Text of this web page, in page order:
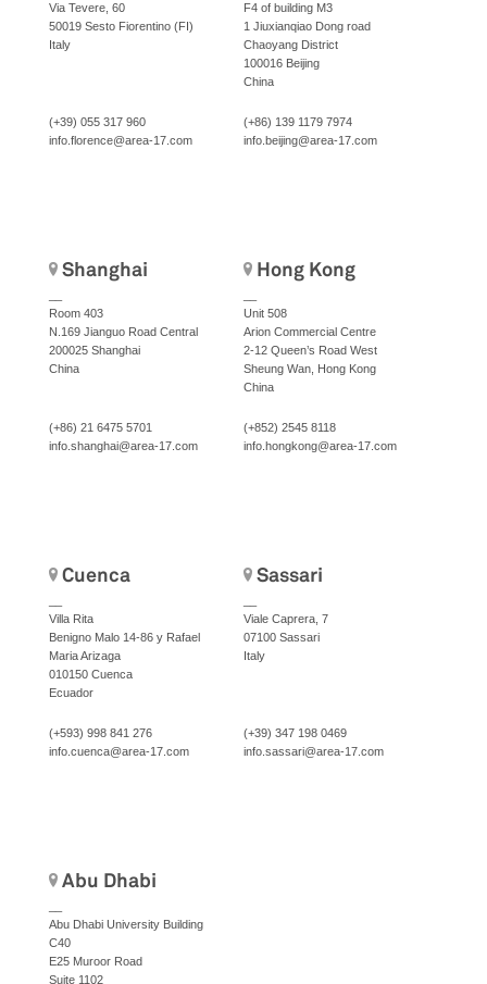
Via Tevere, 60
50019 Sesto Fiorentino (FI)
Italy
(+39) 055 317 960
info.florence@area-17.com
F4 of building M3
1 Jiuxianqiao Dong road
Chaoyang District
100016 Beijing
China
(+86) 139 1179 7974
info.beijing@area-17.com
Shanghai
Room 403
N.169 Jianguo Road Central
200025 Shanghai
China
(+86) 21 6475 5701
info.shanghai@area-17.com
Hong Kong
Unit 508
Arion Commercial Centre
2-12 Queen’s Road West
Sheung Wan, Hong Kong
China
(+852) 2545 8118
info.hongkong@area-17.com
Cuenca
Villa Rita
Benigno Malo 14-86 y Rafael
Maria Arizaga
010150 Cuenca
Ecuador
(+593) 998 841 276
info.cuenca@area-17.com
Sassari
Viale Caprera, 7
07100 Sassari
Italy
(+39) 347 198 0469
info.sassari@area-17.com
Abu Dhabi
Abu Dhabi University Building
C40
E25 Muroor Road
Suite 1102